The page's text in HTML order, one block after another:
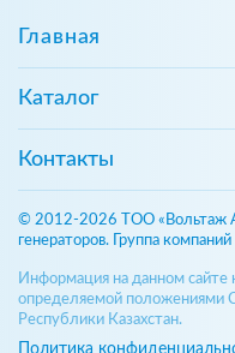
Главная
Каталог
Контакты
© 2012-2026 ТОО «Вольтаж
генераторов. Группа
Информация на данном сайте
определяемой положениями
Республики Казахстан.
Политика